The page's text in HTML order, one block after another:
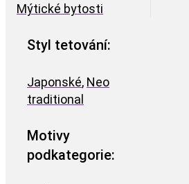
Mýtické bytosti
Styl tetování:
Japonské, Neo
traditional
Motivy
podkategorie: